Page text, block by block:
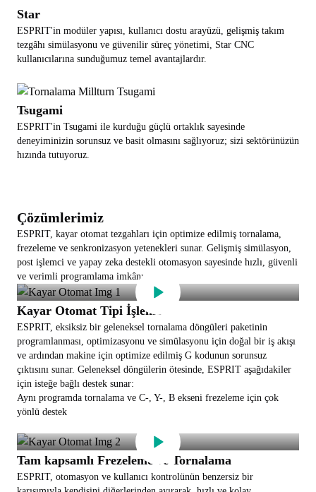
Star
ESPRIT'in modüler yapısı, kullanıcı dostu arayüzü, gelişmiş takım
tezgâhı simülasyonu ve güvenilir süreç yönetimi, Star CNC
kullanıcılarına sunduğumuz temel avantajlardır.
Tsugami
ESPRIT'in Tsugami ile kurduğu güçlü ortaklık sayesinde
deneyiminizin sorunsuz ve basit olmasını sağlıyoruz; sizi sektörünüzün
hızında tutuyoruz.
Çözümlerimiz
ESPRIT, kayar otomat tezgahları için optimize edilmiş tornalama,
frezeleme ve senkronizasyon yetenekleri sunar. Gelişmiş simülasyon,
post işlemci ve yapay zeka destekli otomasyon sayesinde hızlı, güvenli
ve verimli programlama imkânı sağlar.
Kayar Otomat Tipi İşleme
ESPRIT, eksiksiz bir geleneksel tornalama döngüleri paketinin
programlanması, optimizasyonu ve simülasyonu için doğal bir iş akışı
ve ardından makine için optimize edilmiş G kodunun sorunsuz
çıktısını sunar. Geleneksel döngülerin ötesinde, ESPRIT aşağıdakiler
için isteğe bağlı destek sunar:
Aynı programda tornalama ve C-, Y-, B ekseni frezeleme için çok
yönlü destek
Tam kapsamlı Frezeleme ve Tornalama
ESPRIT, otomasyon ve kullanıcı kontrolünün benzersiz bir